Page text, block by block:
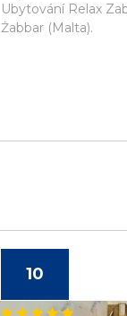
Ubytování Relax
Żabbar (Malta).
10